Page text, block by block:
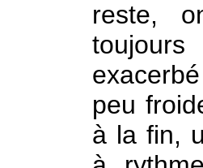
reste,
peu
à la fin,